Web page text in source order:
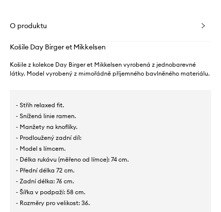
O produktu
Košile Day Birger et Mikkelsen
Košile z kolekce Day Birger et Mikkelsen vyrobená z jednobarevné
látky. Model vyrobený z mimořádně příjemného bavlněného materiálu.
- Střih relaxed fit.
- Snížená linie ramen.
- Manžety na knoflíky.
- Prodloužený zadní díl:
- Model s límcem.
- Délka rukávu (měřeno od límce): 74 cm.
- Přední délka 72 cm.
- Zadní délka: 76 cm.
- Šířka v podpaží: 58 cm.
- Rozměry pro velikost: 36.